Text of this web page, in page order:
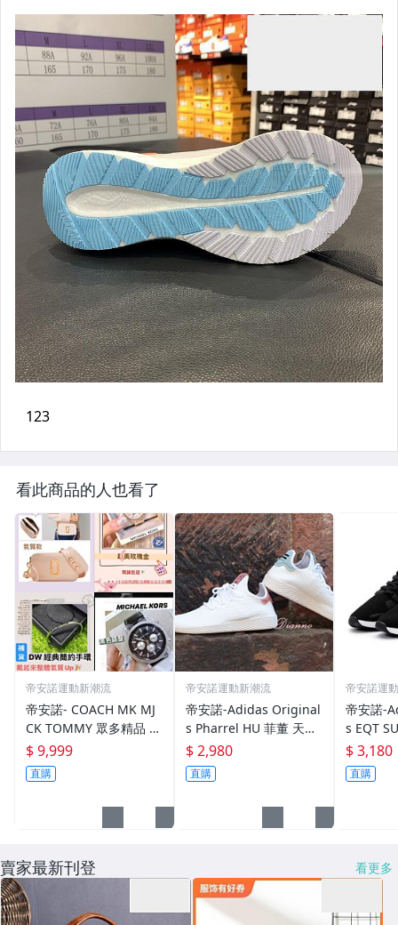
看此商品的人也看了
帝安諾運動新潮流
帝安諾- COACH MK MJ
CK TOMMY 眾多精品 手
環 手錶 皮夾 側包 腰包
$ 9,999
直購
帝安諾運動新潮流
帝安諾-Adidas Original
s Pharrel HU 菲董 天空
藍 BY8718 蜜桃粉色 CP
9763
$ 2,980
直購
帝安諾運
帝安諾-
s EQT
$ 3,180
直購
賣家最新刊登 看更多